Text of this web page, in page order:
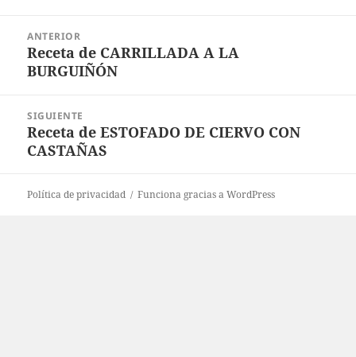
entradas
ANTERIOR
Entrada
anterior:
Receta de CARRILLADA A LA
BURGUIÑÓN
SIGUIENTE
Entrada
siguiente:
Receta de ESTOFADO DE CIERVO CON
CASTAÑAS
Política de privacidad Funciona gracias a WordPress